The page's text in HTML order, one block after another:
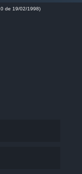
de 19/02/1998)